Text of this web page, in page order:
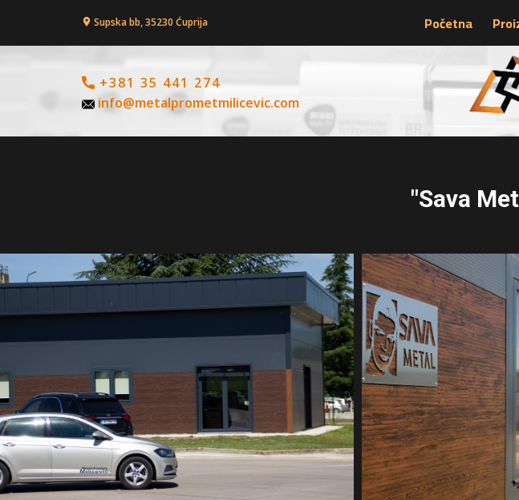
Početna
Supska bb, 35230 Ćuprija
+381 35 441 274
info@metalprometmilicevic.com
"Sava